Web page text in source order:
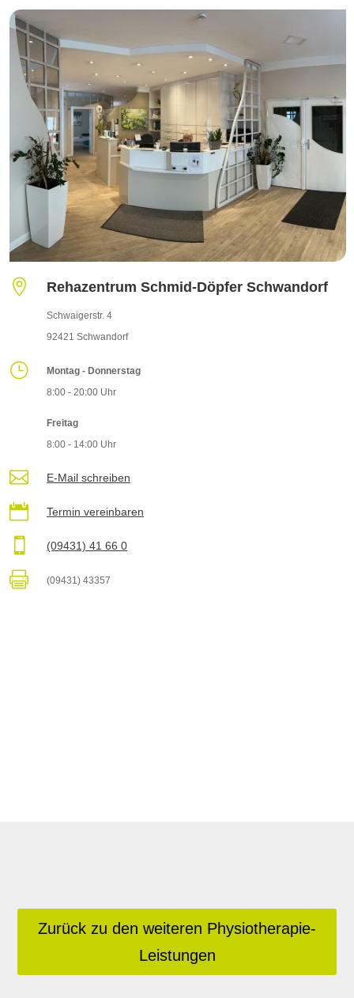
 Rehazentrum Schmid-Döpfer Schwandorf
Schwaigerstr. 4
92421 Schwandorf
}
Montag - Donnerstag
8:00 - 20:00 Uhr
Freitag
8:00 - 14:00 Uhr
 E-Mail schreiben
 Termin vereinbaren
 (09431) 41 66 0
 (09431) 43357
Zurück zu den weiteren Physiotherapie-
Leistungen